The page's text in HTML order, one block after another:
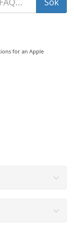
for an Apple